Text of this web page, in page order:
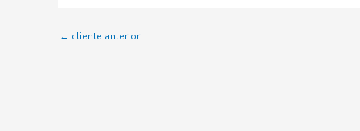
← cliente anterior